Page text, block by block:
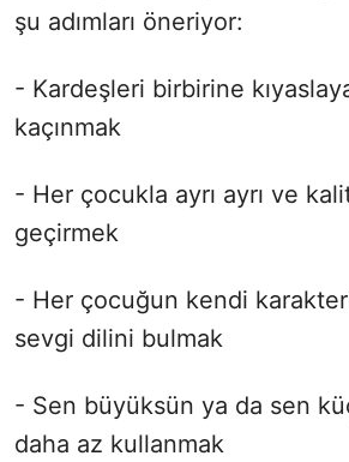
şu adımları öneriyor:
- Kardeşleri birbirine
kaçınmak
- Her çocukla ayrı ayrı ve
geçirmek
- Her çocuğun kendi
sevgi dilini bulmak
- Sen büyüksün ya da sen
daha az kullanmak